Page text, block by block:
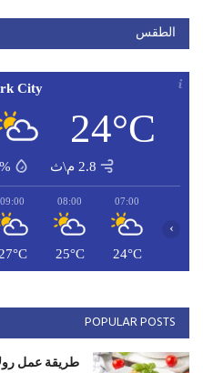
الطقس
City
24°C
2.8 م\ث
07:00
24°C
08:00
25°C
09:00
›
POPULAR POSTS
طريقة عمل